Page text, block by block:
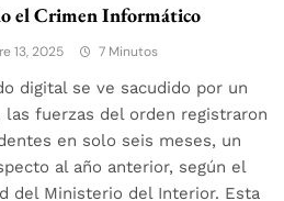
el Crimen Informático
13, 2025 7 Minutos
digital se ve sacudido por un
las fuerzas del orden registraron
en solo seis meses, un
al año anterior, según el
del Ministerio del Interior. Esta